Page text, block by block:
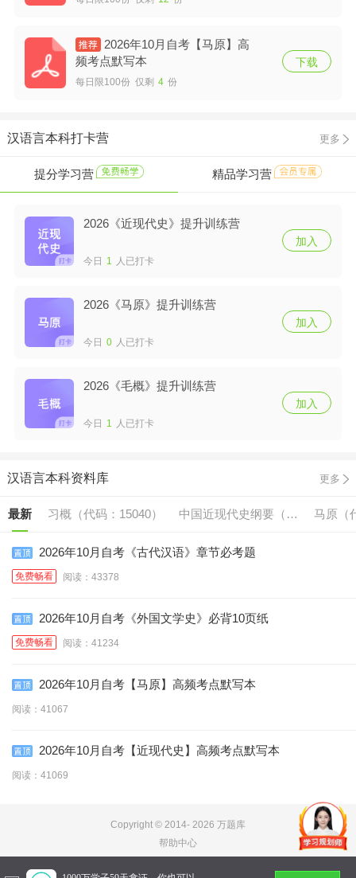
2026年10月自考【马原】高
频考点默写本
每日限100份 仅剩 4 份
下载
汉语言本科打卡营 更多
提分学习营 精品学习营
2026《近现代史》提升训练营
今日 1 人已打卡
加入
2026《马原》提升训练营
今日 0 人已打卡
加入
2026《毛概》提升训练营
今日 1 人已打卡
加入
汉语言本科资料库 更多
最新 习概（代码：15040） 中国近现代史纲要（代
码:15043）
马原（
2026年10月自考《古代汉语》章节必考题
免费畅看 阅读：43378
2026年10月自考《外国文学史》必背10页纸
免费畅看 阅读：41234
2026年10月自考【马原】高频考点默写本
阅读：41067
2026年10月自考【近现代史】高频考点默写本
阅读：41069
Copyright © 2014- 2026 万题库
帮助中心